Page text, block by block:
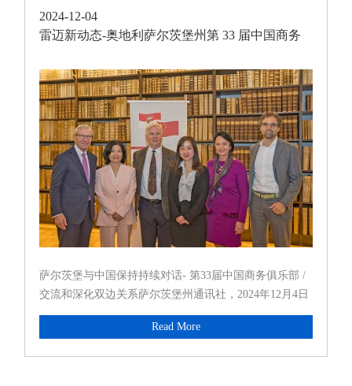
2024-12-04
雷迈新动态-奥地利萨尔茨堡州第 33 届中国商务
萨尔茨堡与中国保持持续对话- 第33届中国商务俱乐部 /
交流和深化双边关系萨尔茨堡州通讯社，2024年12月4日
萨尔茨堡州驻华办事处支持萨尔茨堡企业与中国建立联
系，并不断努力加强两国在各领域的关系。自2005年以
Read More